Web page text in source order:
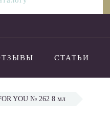
СТАТЬИ
YOU № 262 8 мл